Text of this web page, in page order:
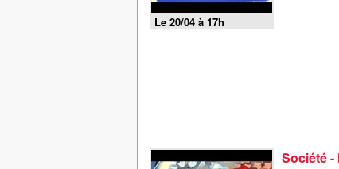
Le 20/04 à 17h
Société -